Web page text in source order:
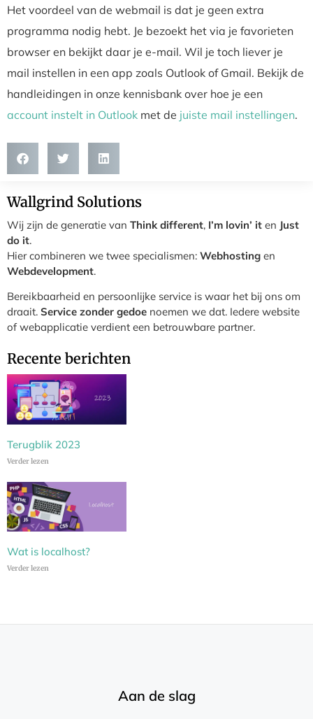
Het voordeel van de webmail is dat je geen extra
programma nodig hebt. Je bezoekt het via je favorieten
browser en bekijkt daar je e-mail. Wil je toch liever je
mail instellen in een app zoals Outlook of Gmail. Bekijk de
handleidingen in onze kennisbank over hoe je een
account instelt in Outlook met de juiste mail instellingen.
Wallgrind Solutions
Wij zijn de generatie van Think different, I’m lovin’ it en Just
do it.
Hier combineren we twee specialismen: Webhosting en
Webdevelopment.
Bereikbaarheid en persoonlijke service is waar het bij ons om
draait. Service zonder gedoe noemen we dat. Iedere website
of webapplicatie verdient een betrouwbare partner.
Recente berichten
Terugblik 2023
Verder lezen
Wat is localhost?
Verder lezen
Aan de slag